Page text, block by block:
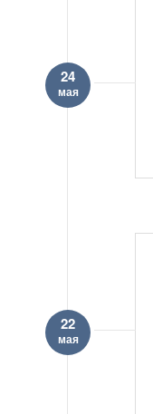
24
мая
22
мая